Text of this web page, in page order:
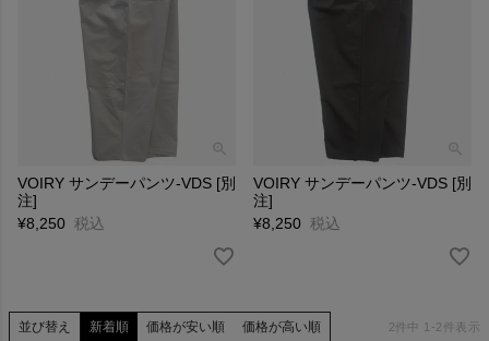
VOIRY サンデーパンツ-VDS [別
注]
¥8,250 税込
VOIRY サンデーパンツ-VDS [別
注]
¥8,250 税込
並び替え 新着順 価格が安い順 価格が高い順 2件中 1 -2 件表示